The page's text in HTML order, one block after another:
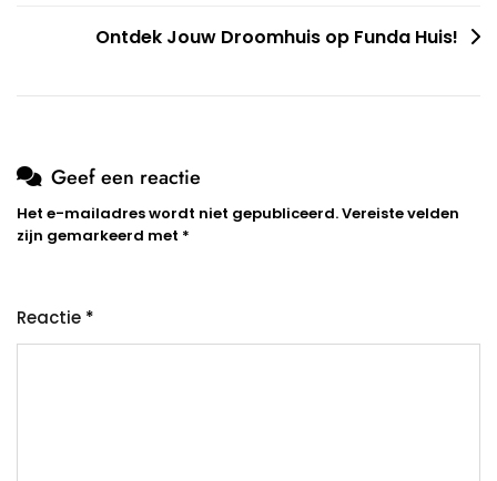
Ontdek Jouw Droomhuis op Funda Huis!
Geef een reactie
Het e-mailadres wordt niet gepubliceerd.Vereiste velden
zijn gemarkeerd met *
Reactie *